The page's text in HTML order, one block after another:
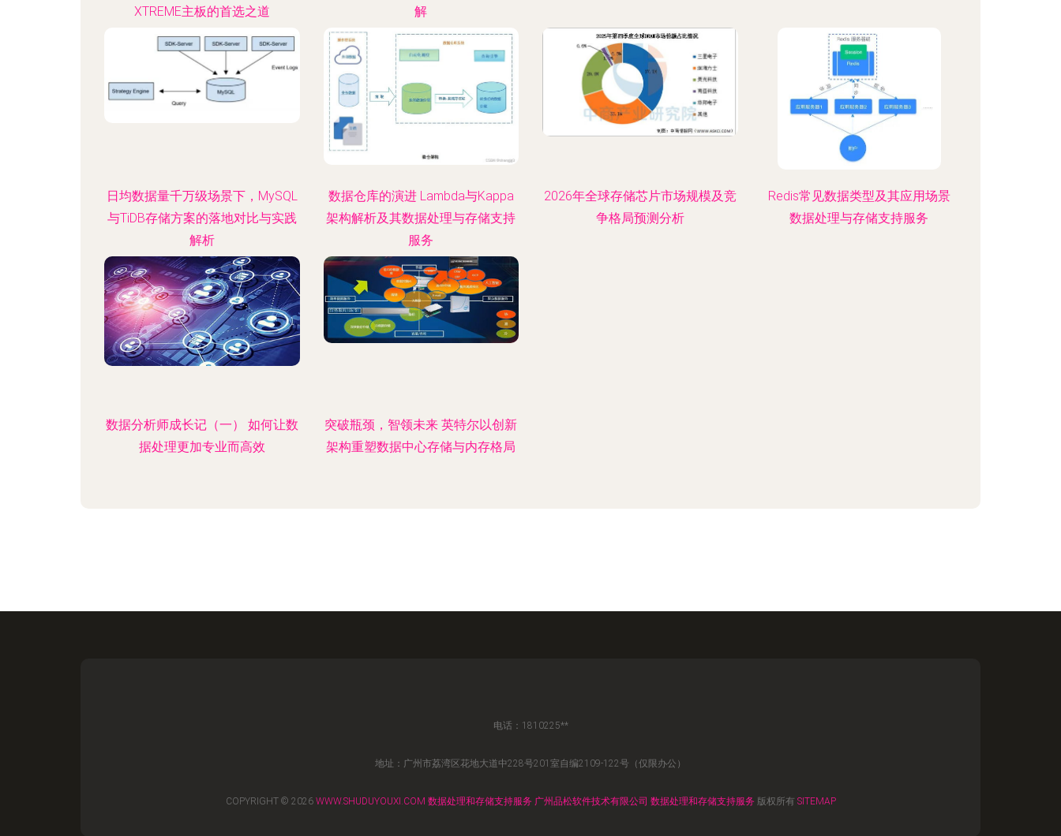
XTREME主板的首选之道
解
日均数据量千万级场景下，MySQL
与TiDB存储方案的落地对比与实践
解析
数据仓库的演进 Lambda与Kappa
架构解析及其数据处理与存储支持
服务
2026年全球存储芯片市场规模及竞
争格局预测分析
Redis常见数据类型及其应用场景
数据处理与存储支持服务
数据分析师成长记（一） 如何让数
据处理更加专业而高效
突破瓶颈，智领未来 英特尔以创新
架构重塑数据中心存储与内存格局
电话：1810225**
地址：广州市荔湾区花地大道中228号201室自编2109-122号（仅限办公）
COPYRIGHT © 2026 WWW.SHUDUYOUXI.COM 数据处理和存储支持服务 广州品松软件技术有限公司 数据处理和存储支持服务 版权所有 SITEMAP